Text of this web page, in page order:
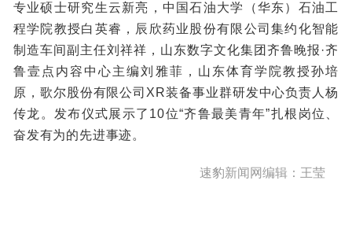
专业硕士研究生云新亮，中国石油大学（华东）石油工
程学院教授白英睿，辰欣药业股份有限公司集约化智能
制造车间副主任刘祥祥，山东数字文化集团齐鲁晚报·齐
鲁壹点内容中心主编刘雅菲，山东体育学院教授孙培
原，歌尔股份有限公司XR装备事业群研发中心负责人杨
传龙。发布仪式展示了10位“齐鲁最美青年”扎根岗位、
奋发有为的先进事迹。
速豹新闻网编辑：王莹